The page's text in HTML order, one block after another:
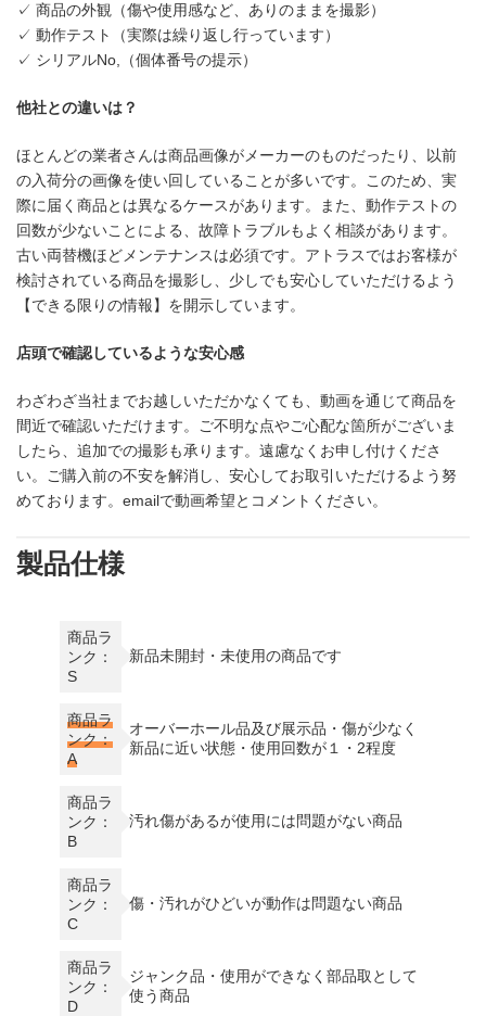
✓ 商品の外観（傷や使用感など、ありのままを撮影）
✓ 動作テスト（実際は繰り返し行っています）
✓ シリアルNo,（個体番号の提示）
他社との違いは？
ほとんどの業者さんは商品画像がメーカーのものだったり、以前
の入荷分の画像を使い回していることが多いです。このため、実
際に届く商品とは異なるケースがあります。また、動作テストの
回数が少ないことによる、故障トラブルもよく相談があります。
古い両替機ほどメンテナンスは必須です。アトラスではお客様が
検討されている商品を撮影し、少しでも安心していただけるよう
【できる限りの情報】を開示しています。
店頭で確認しているような安心感
わざわざ当社までお越しいただかなくても、動画を通じて商品を
間近で確認いただけます。ご不明な点やご心配な箇所がございま
したら、追加での撮影も承ります。遠慮なくお申し付けくださ
い。ご購入前の不安を解消し、安心してお取引いただけるよう努
めております。emailで動画希望とコメントください。
製品仕様
商品ラ
ンク：
S
新品未開封・未使用の商品です
商品ラ
ンク：
A
オーバーホール品及び展示品・傷が少なく
新品に近い状態・使用回数が１・2程度
商品ラ
ンク：
B
汚れ傷があるが使用には問題がない商品
商品ラ
ンク：
C
傷・汚れがひどいが動作は問題ない商品
商品ラ
ンク：
D
ジャンク品・使用ができなく部品取として
使う商品